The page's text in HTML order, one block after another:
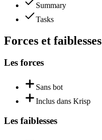
Summary
Tasks
Forces et faiblesses
Les forces
Sans bot
Inclus dans Krisp
Les faiblesses